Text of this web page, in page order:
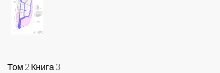
Том 2 Книга 3